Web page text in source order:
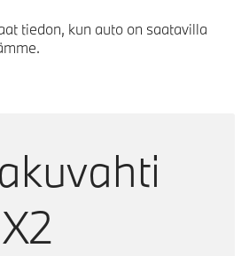
tiedon, kun auto on saatavilla